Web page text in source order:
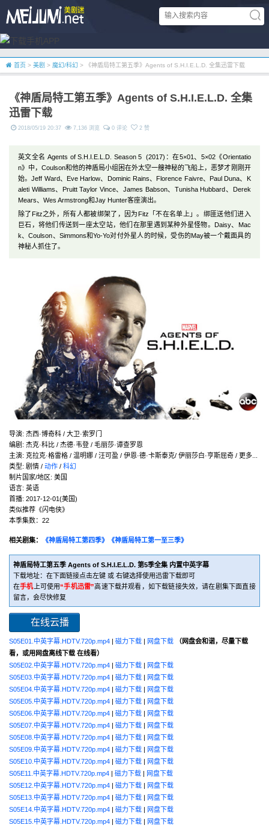
首页 > 美剧 > 魔幻/科幻 > 《神盾局特工第五季》Agents of S.H.I.E.L.D. 全集迅雷下载
《神盾局特工第五季》Agents of S.H.I.E.L.D. 全集
迅雷下载
2018/05/19 20:37 7,136 浏览 0 评论 2 赞
英文全名 Agents of S.H.I.E.L.D. Season 5 (2017)：在5×01、5×02《Orientatio
n》中，Coulson和他的神盾局小组困在外太空一艘神秘的飞船上，恶梦才刚刚开
始。Jeff Ward、Eve Harlow、Dominic Rains、Florence Faivre、Paul Duna、K
aleti Williams、Pruitt Taylor Vince、James Babson、Tunisha Hubbard、Derek
Mears、Wes Armstrong和Jay Hunter客座演出。
除了Fitz之外，所有人都被绑架了，因为Fitz「不在名单上」。绑匪送他们进入
巨石，将他们传送到一座太空站，他们在那里遇到某种外星怪物。Daisy、Mac
k、Coulson、Simmons和Yo-Yo对付外星人的时候，受伤的May被一个戴面具的
神秘人抓住了。
导演: 杰西·博奇科 / 大卫·索罗门
编剧: 杰克·科比 / 杰德·韦登 / 毛丽莎·谭查罗恩
主演: 克拉克·格雷格 / 温明娜 / 汪可盈 / 伊恩·德·卡斯泰克/ 伊丽莎白·亨斯屈奇 / 更多...
类型: 剧情 / 动作 / 科幻
制片国家/地区: 美国
语言: 英语
首播: 2017-12-01(美国)
类似推荐《闪电侠》
本季集数：22
相关剧集： 《神盾局特工第四季》 《神盾局特工第一至三季》
神盾局特工第五季 Agents of S.H.I.E.L.D. 第5季全集 内置中英字幕
下载地址：在下面链接点击左键 或 右键选择使用迅雷下载即可
在手机上可使用“手机迅雷”高速下载并观看，如下载链接失效，请在剧集下面直接
留言，会尽快修复
在线云播
S05E01.中英字幕.HDTV.720p.mp4 磁力下载 网盘下载 （网盘会和谐，尽量下载
看，或用网盘离线下载 在线看）
S05E02.中英字幕.HDTV.720p.mp4
磁力下载
网盘下载
S05E03.中英字幕.HDTV.720p.mp4
磁力下载
网盘下载
S05E04.中英字幕.HDTV.720p.mp4
磁力下载
网盘下载
S05E05.中英字幕.HDTV.720p.mp4
磁力下载
网盘下载
S05E06.中英字幕.HDTV.720p.mp4
磁力下载
网盘下载
S05E07.中英字幕.HDTV.720p.mp4
磁力下载
网盘下载
S05E08.中英字幕.HDTV.720p.mp4
磁力下载
网盘下载
S05E09.中英字幕.HDTV.720p.mp4
磁力下载
网盘下载
S05E10.中英字幕.HDTV.720p.mp4
磁力下载
网盘下载
S05E11.中英字幕.HDTV.720p.mp4
磁力下载
网盘下载
S05E12.中英字幕.HDTV.720p.mp4
磁力下载
网盘下载
S05E13.中英字幕.HDTV.720p.mp4
磁力下载
网盘下载
S05E14.中英字幕.HDTV.720p.mp4
磁力下载
网盘下载
S05E15.中英字幕.HDTV.720p.mp4
磁力下载
网盘下载